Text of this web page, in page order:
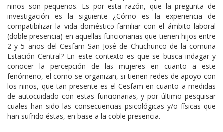
niños son pequeños. Es por esta razón, que la pregunta de
investigación es la siguiente ¿Cómo es la experiencia de
compatibilizar la vida doméstico-familiar con el ámbito laboral
(doble presencia) en aquellas funcionarias que tienen hijos entre
2 y 5 años del Cesfam San José de Chuchunco de la comuna
Estación Central? En este contexto es que se busca indagar y
conocer la percepción de las mujeres en cuanto a este
fenómeno, el como se organizan, si tienen redes de apoyo con
los niños, que tan presente es el Cesfam en cuanto a medidas
de autocuidado con estas funcionarias, y por último pesquisar
cuales han sido las consecuencias psicológicas y/o físicas que
han sufrido éstas, en base a la doble presencia.